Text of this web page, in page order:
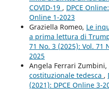
COVID-19 , DPCE
Online 1-2023
Graziella Romeo, Le
a prima lettura di
71 No. 3 (2025): Vol. 71
2025
Angela Ferrari Zumbini,
costituzionale tedesca ,
(2021): DPCE Online 3-